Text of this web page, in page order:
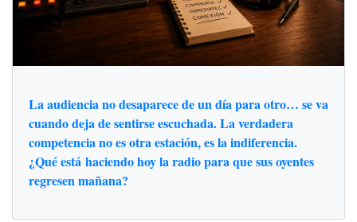
La audiencia no desaparece de un día para otro… se va
cuando deja de sentirse escuchada. La verdadera
competencia no es otra estación, es la indiferencia.
¿Qué está haciendo hoy la radio para que sus oyentes
regresen mañana?